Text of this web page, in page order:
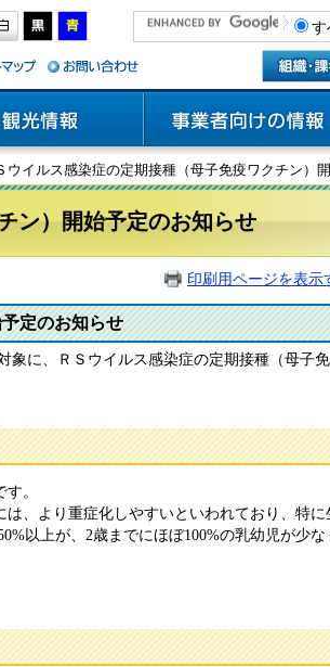
す
ウイルス感染症の定期接種（母子免疫ワクチン）
ン）開始予定のお知らせ
印刷用ページを表示
定のお知らせ
に、ＲＳウイルス感染症の定期接種（母子
。
、より重症化しやすいといわれており、特
以上が、2歳までにほぼ100%の乳幼児が少